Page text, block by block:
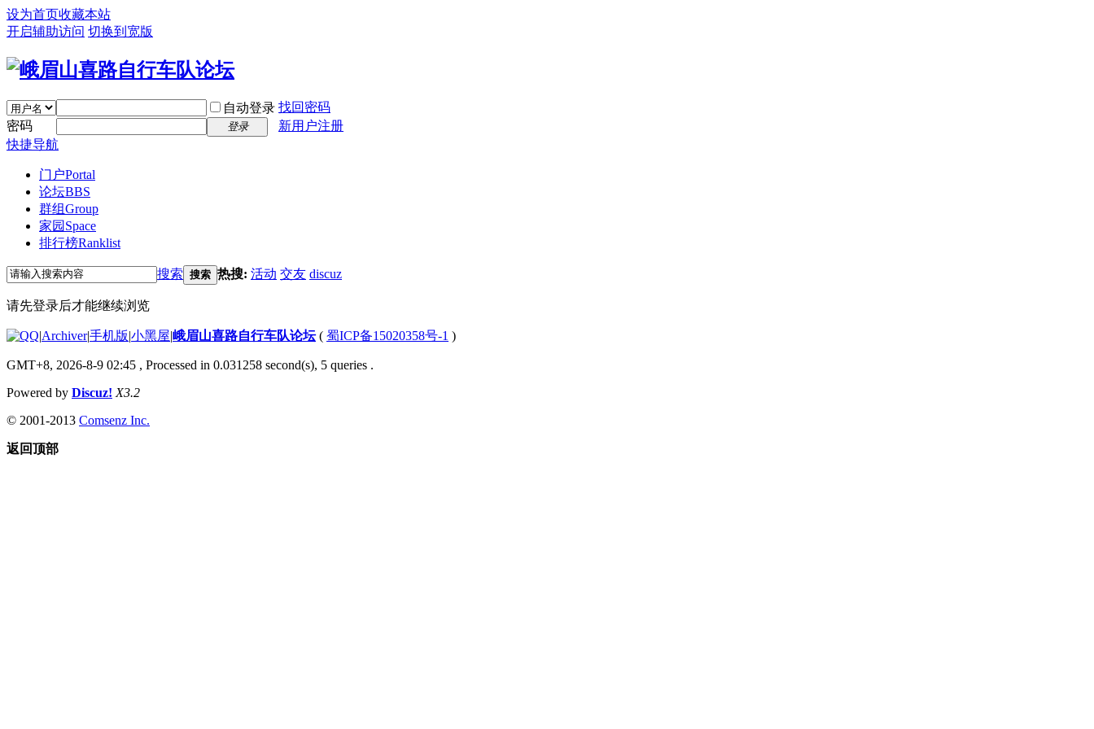
设为首页收藏本站
开启辅助访问 切换到宽版
自动登录 找回密码
密码
登录
新用户注册
快捷导航
门户Portal
论坛BBS
群组Group
家园 Space
排行榜Ranklist
搜索 搜索 热搜: 活动 交友 discuz
请先登录后才能继续浏览
|Archiver|手机版|小黑屋|峨眉山喜路自行车队论坛( 蜀ICP备15020358号-1 )
GMT+8, 2026-8-9 02:45 , Processed in 0.031258 second(s), 5 queries .
Powered by Discuz! X3.2
© 2001-2013 Comsenz Inc.
返回顶部